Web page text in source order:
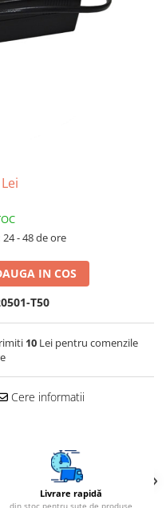
24 - 48 de ore
IN COS
T50
10Lei pentru comenzile
Cere informatii
Livrare rapidă
din stoc pentru sute de produse